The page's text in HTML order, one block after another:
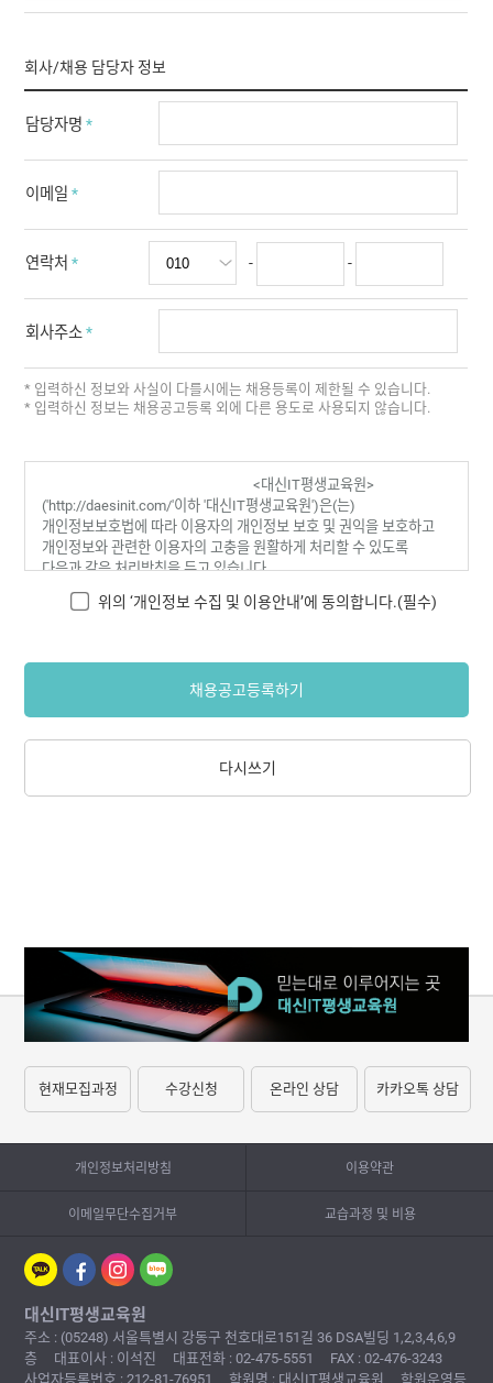
회사/채용 담당자 정보
담당자명*
이메일*
연락처* - -
회사주소*
* 입력하신 정보와 사실이 다를시에는 채용등록이 제한될 수 있습니다.
* 입력하신 정보는 채용공고등록 외에 다른 용도로 사용되지 않습니다.
위의 ‘개인정보 수집 및 이용안내’에 동의합니다.(필수)
채용공고등록하기
다시쓰기
현재모집과정 수강신청 온라인 상담 카카오톡 상담
개인정보처리방침 이용약관
이메일무단수집거부 교습과정 및 비용
대신IT평생교육원
주소 : (05248) 서울특별시 강동구 천호대로151길 36 DSA빌딩 1,2,3,4,6,9
층
대표이사 : 이석진 대표전화 : 02-475-5551
FAX : 02-476-3243
사업자등록번호 : 212-81-76951
학원명 : 대신IT평생교육원 학원운영등